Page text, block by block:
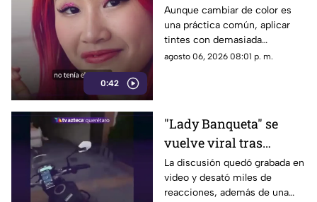
0:42
el cabello?
Especialistas explican
por qué hacerlo
seguido puede dañarlo
Aunque cambiar de color es
una práctica común, aplicar
tintes con demasiada
frecuencia puede afectar la
agosto 06, 2026 08:01 p. m.
"Lady Banqueta" se
vuelve viral tras
confrontar a un
repartidor; así fue el
La discusión quedó grabada en
video y desató miles de
reacciones, además de una